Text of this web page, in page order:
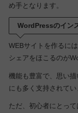
め手となります。
WordPressのイン
WEBサイトを作るに
シェアをほこるのが
機能も豊富で、思い
にも多く支持されてい
ただ、初心者にとっ